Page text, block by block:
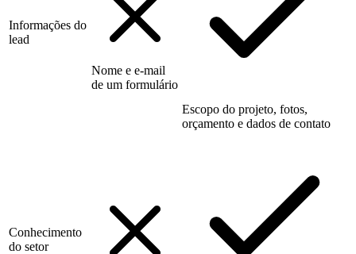
Informações do
lead
Nome e e-mail
de um formulário
Escopo do projeto, fotos,
orçamento e dados de contato
Conhecimento
do setor